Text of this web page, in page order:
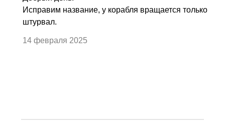
Исправим название, у корабля вращается только
штурвал.
14 февраля 2025